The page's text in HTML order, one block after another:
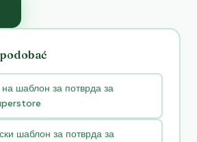
шаблон за потврда за
шаблон за потврда за